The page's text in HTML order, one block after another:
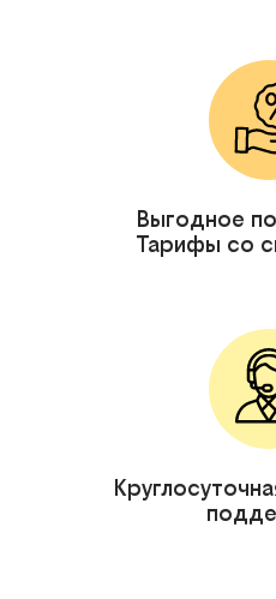
Выгодное
Тарифы со